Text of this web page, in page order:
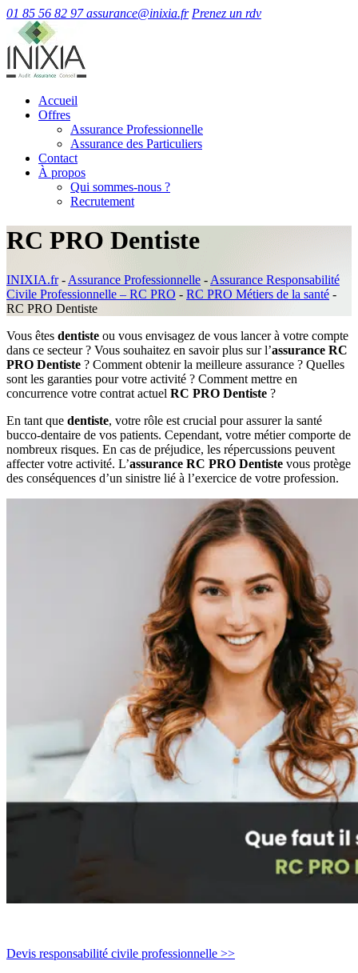
01 85 56 82 97 assurance@inixia.fr Prenez un rdv
Accueil
Offres
Assurance Professionnelle
Assurance des Particuliers
Contact
À propos
Qui sommes-nous ?
Recrutement
RC PRO Dentiste
INIXIA.fr- Assurance Professionnelle - Assurance Responsabilité
Civile Professionnelle – RC PRO - RC PRO Métiers de la santé -
RC PRO Dentiste
Vous êtes dentiste ou vous envisagez de vous lancer à votre compte
dans ce secteur ? Vous souhaitez en savoir plus sur l’assurance RC
PRO Dentiste ? Comment obtenir la meilleure assurance ? Quelles
sont les garanties pour votre activité ? Comment mettre en
concurrence votre contrat actuel RC PRO Dentiste ?
En tant que dentiste, votre rôle est crucial pour assurer la santé
bucco-dentaire de vos patients. Cependant, votre métier comporte de
nombreux risques. En cas de préjudice, les répercussions peuvent
affecter votre activité. L’assurance RC PRO Dentiste vous protège
des conséquences d’un sinistre lié à l’exercice de votre profession.
Devis responsabilité civile professionnelle >>